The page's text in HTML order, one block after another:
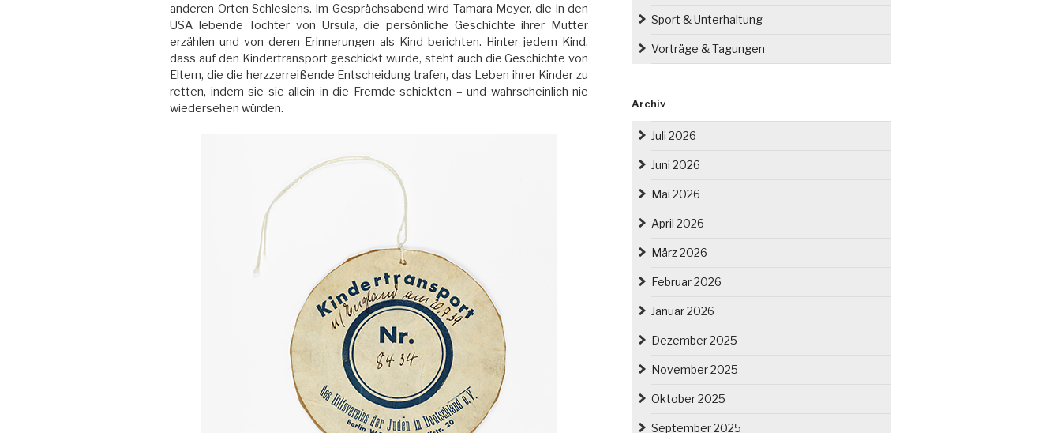
anderen Orten Schlesiens. Im Gesprächsabend wird Tamara Meyer, die in den
USA lebende Tochter von Ursula, die persönliche Geschichte ihrer Mutter
erzählen und von deren Erinnerungen als Kind berichten. Hinter jedem Kind,
dass auf den Kindertransport geschickt wurde, steht auch die Geschichte von
Eltern, die die herzzerreißende Entscheidung trafen, das Leben ihrer Kinder zu
retten, indem sie sie allein in die Fremde schickten – und wahrscheinlich nie
wiedersehen würden.
Sport & Unterhaltung
Vorträge & Tagungen
Archiv
Juli 2026
Juni 2026
Mai 2026
April 2026
März 2026
Februar 2026
Januar 2026
Dezember 2025
November 2025
Oktober 2025
September 2025